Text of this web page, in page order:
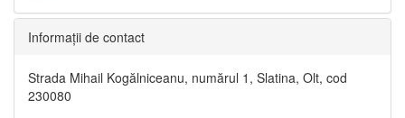
Informaţii de contact
Strada Mihail Kogălniceanu, numărul 1, Slatina, Olt, cod
230080